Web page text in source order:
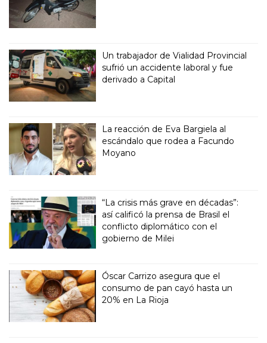
Un trabajador de Vialidad Provincial
sufrió un accidente laboral y fue
derivado a Capital
La reacción de Eva Bargiela al
escándalo que rodea a Facundo
Moyano
“La crisis más grave en décadas”:
así calificó la prensa de Brasil el
conflicto diplomático con el
gobierno de Milei
Óscar Carrizo asegura que el
consumo de pan cayó hasta un
20% en La Rioja